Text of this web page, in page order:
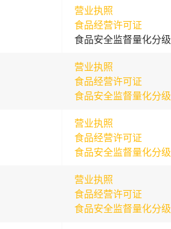
营业执照
食品经营许可证
食品安全监督量化分级
营业执照
食品经营许可证
食品安全监督量化分级
营业执照
食品经营许可证
食品安全监督量化分级
营业执照
食品经营许可证
食品安全监督量化分级